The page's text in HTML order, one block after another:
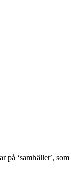
‘samhället’,